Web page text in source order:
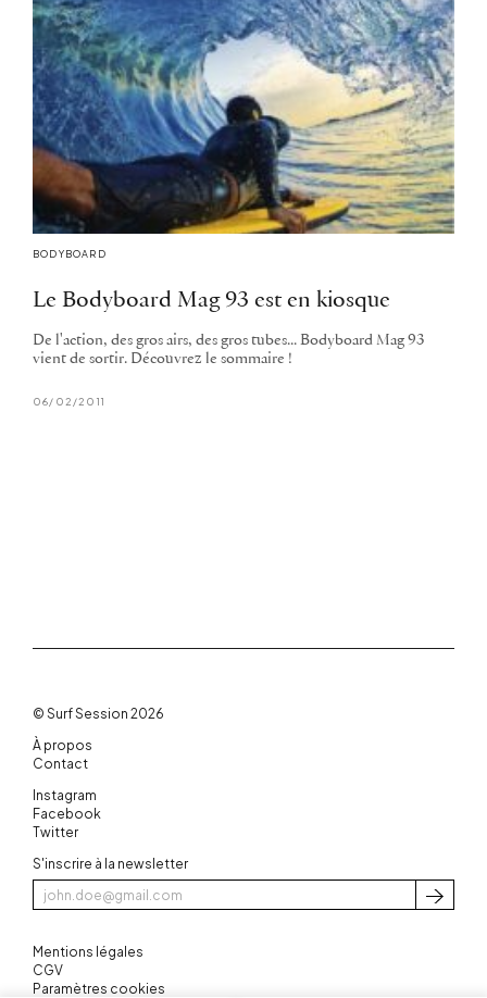
BODYBOARD
Le Bodyboard Mag 93 est en kiosque
De l'action, des gros airs, des gros tubes... Bodyboard Mag 93
vient de sortir. Découvrez le sommaire !
06/02/2011
© Surf Session 2026
À propos
Contact
Instagram
Facebook
Twitter
S'inscrire à la newsletter
Mentions légales
CGV
Paramètres cookies